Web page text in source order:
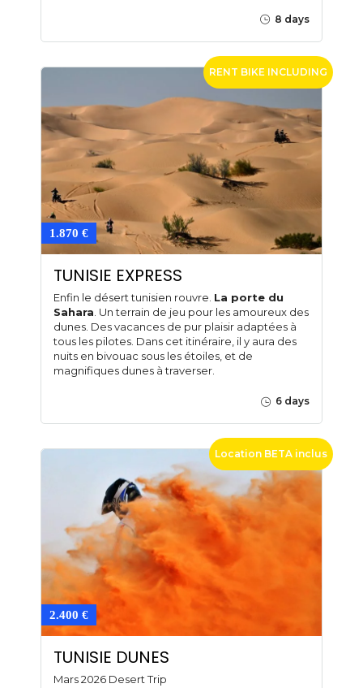
8 days
RENT BIKE INCLUDING
1.870 €
TUNISIE EXPRESS
Enfin le désert tunisien rouvre. La porte du
Sahara . Un terrain de jeu pour les amoureux des
dunes. Des vacances de pur plaisir adaptées à
tous les pilotes. Dans cet itinéraire, il y aura des
nuits en bivouac sous les étoiles, et de
magnifiques dunes à traverser.
6 days
Location BETA inclus
2.400 €
TUNISIE DUNES
Mars 2026 Desert Trip